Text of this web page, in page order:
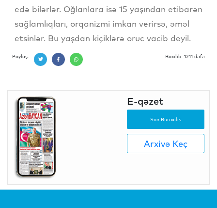
edə bilərlər. Oğlanlara isə 15 yaşından etibarən
sağlamlıqları, orqanizmi imkan verirsə, əməl
etsinlər. Bu yaşdan kiçiklərə oruc vacib deyil.
Paylaş: Baxılıb: 1211 dəfə
E-qəzet
Son Buraxılış
Arxivə Keç